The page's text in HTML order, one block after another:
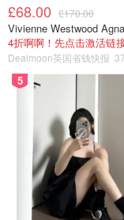
1. 以前眷恋城市的
娃去看山看水Hug
2. 多自己动手做少
的蛋糕和甜品（好
£68.00 £170.00
Vivienne Westwood
4折啊啊！先点击激活链
Dealmoon英国省钱快报
5